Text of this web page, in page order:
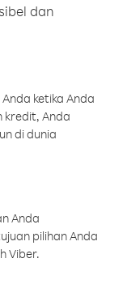
dan
ketika Anda
kredit, Anda
di dunia
Anda
pilihan Anda
Viber.